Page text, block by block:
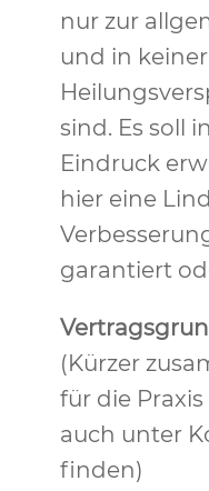
nur zur
und in
sind. Es soll
Eindruck
hier eine
garantiert
(Kürzer
für die
auch unter
finden)